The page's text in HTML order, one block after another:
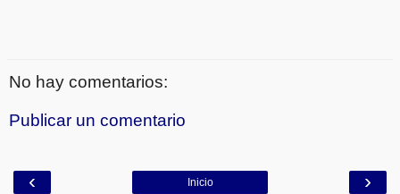
No hay comentarios:
Publicar un comentario
‹ ›
Inicio